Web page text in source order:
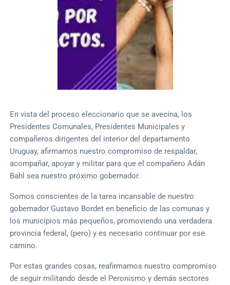
En vista del proceso eleccionario que se avecina, los
Presidentes Comunales, Presidentes Municipales y
compañeros dirigentes del interior del departamento
Uruguay, afirmamos nuestro compromiso de respaldar,
acompañar, apoyar y militar para que el compañero Adán
Bahl sea nuestro próximo gobernador.
Somos conscientes de la tarea incansable de nuestro
gobernador Gustavo Bordet en beneficio de las comunas y
los municipios más pequeños, promoviendo una verdadera
provincia federal, (pero) y es necesario continuar por ese
camino.
Por estas grandes cosas, reafirmamos nuestro compromiso
de seguir militando desde el Peronismo y demás sectores